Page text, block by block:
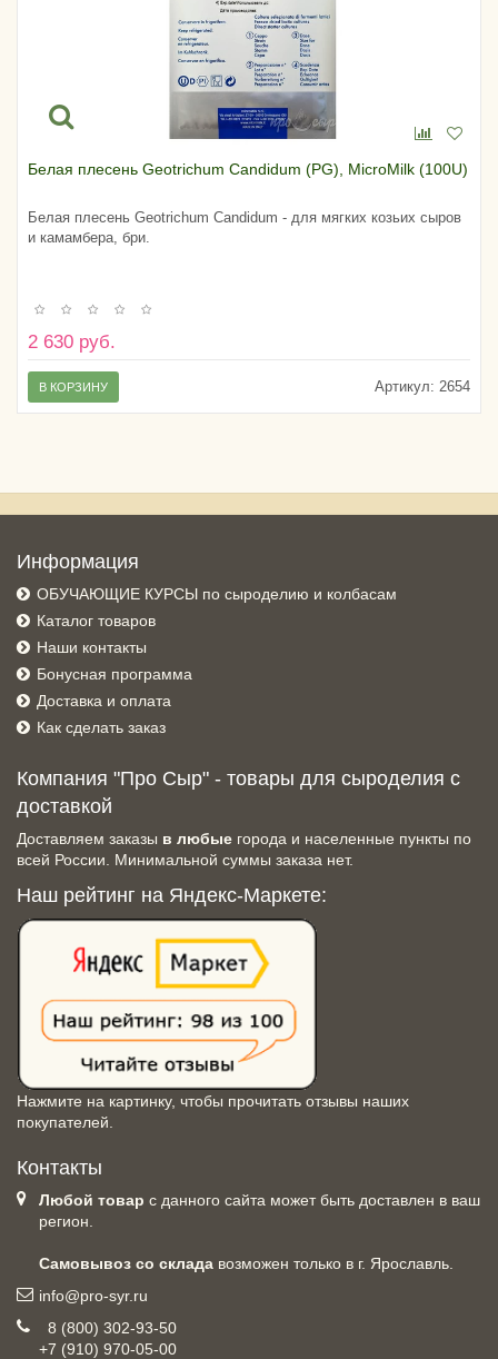
Белая плесень Geotrichum Candidum (PG), MicroMilk (100U)
Белая плесень Geotrichum Candidum - для мягких козьих сыров
и камамбера, бри.
2 630 руб.
Артикул: 2654
В КОРЗИНУ
Информация
ОБУЧАЮЩИЕ КУРСЫ по сыроделию и колбасам
Каталог товаров
Наши контакты
Бонусная программа
Доставка и оплата
Как сделать заказ
Компания "Про Сыр" - товары для сыроделия с
доставкой
Доставляем заказы в любые города и населенные пункты по
всей России. Минимальной суммы заказа нет.
Наш рейтинг на Яндекс-Маркете:
Нажмите на картинку, чтобы прочитать отзывы наших
покупателей.
Контакты
Любой товар с данного сайта может быть доставлен в ваш
регион.
Самовывоз со склада возможен только в г. Ярославль.
info@pro-syr.ru
8 (800) 302-93-50
+7 (910) 970-05-00